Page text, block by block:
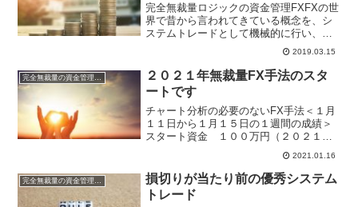
完全無裁量ロジックの資金管理FXFXの世
界で昔から言われてきている概念を、シ
ステムトレードとして機械的に行い、ス
トップとリミットの値をきちんと計算
し、損切りが数回続いても破たんしない
ように資金管理を徹底して行い、月単位
年単位で勝っていけるロ...
2019.03.15
２０２１年無裁量FX手法のスタ
ートです
チャート分析の必要のないFX手法＜１月
１１日から１月１５日の１週間の成績＞
スタート資金 １００万円（２０２１
年）週間利益 ２６，６９３円 月
間利益 ２６，６９３円 年間利
益 ２６，６９３円 ※複利運用中今
年のポンドドル無裁量...
2021.01.16
完全無裁量の資金管理FX
損切りが当たり前の優秀システム
トレード